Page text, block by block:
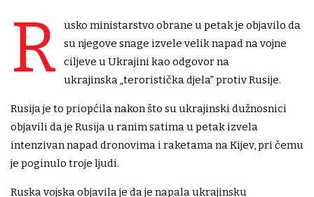
R
usko ministarstvo obrane u petak je objavilo da
su njegove snage izvele velik napad na vojne
ciljeve u Ukrajini kao odgovor na
ukrajinska „teroristička djela” protiv Rusije.
Rusija je to priopćila nakon što su ukrajinski dužnosnici
objavili da je Rusija u ranim satima u petak izvela
intenzivan napad dronovima i raketama na Kijev, pri čemu
je poginulo troje ljudi.
Ruska vojska objavila je da je napala ukrajinsku